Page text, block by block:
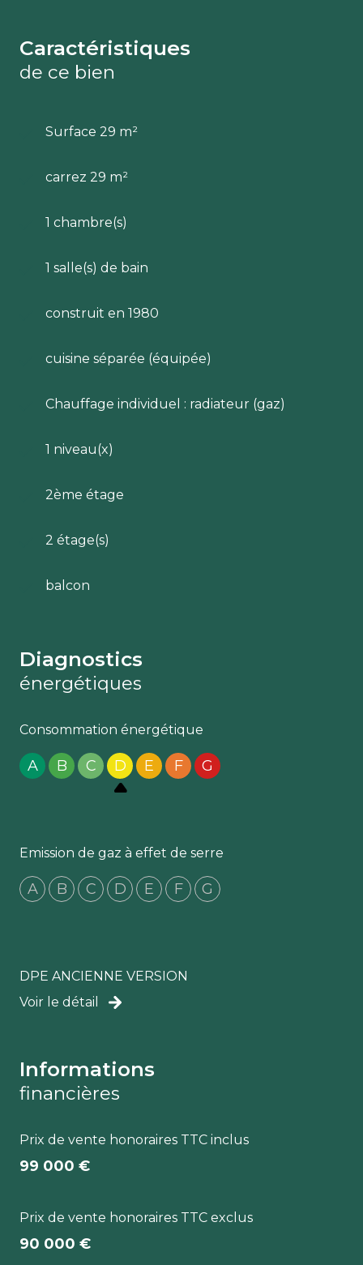
Caractéristiques
de ce bien
Surface 29 m²
carrez 29 m²
1 chambre(s)
1 salle(s) de bain
construit en 1980
cuisine séparée (équipée)
Chauffage individuel : radiateur (gaz)
1 niveau(x)
2ème étage
2 étage(s)
balcon
Diagnostics
énergétiques
Consommation énergétique
A B C D E F G
Emission de gaz à effet de serre
A B C D E F G
DPE ANCIENNE VERSION
Voir le détail
Informations
financières
Prix de vente honoraires TTC inclus
99 000 €
Prix de vente honoraires TTC exclus
90 000 €